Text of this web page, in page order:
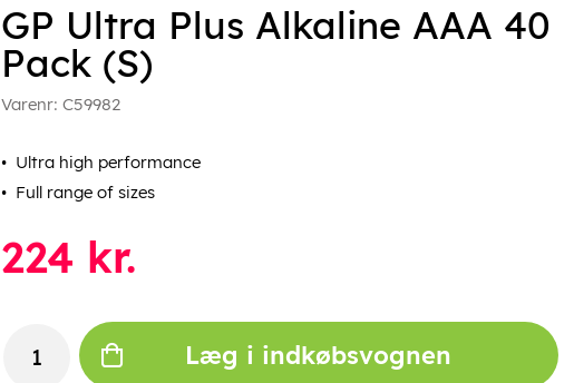
GP Ultra Plus Alkaline AAA 40
Pack (S)
Varenr: C59982
Ultra high performance
Full range of sizes
224 kr.
Læg i indkøbsvognen